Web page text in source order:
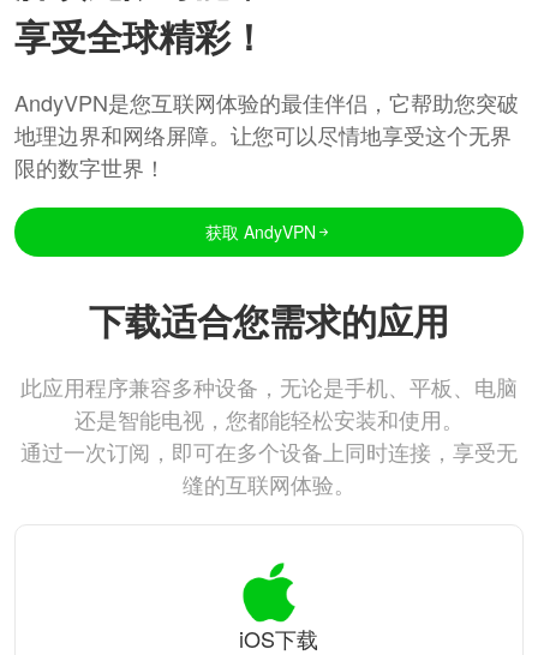
享受全球精彩！
AndyVPN是您互联网体验的最佳伴侣，它帮助您突破
地理边界和网络屏障。让您可以尽情地享受这个无界
限的数字世界！
获取 AndyVPN
下载适合您需求的应用
此应用程序兼容多种设备，无论是手机、平板、电脑
还是智能电视，您都能轻松安装和使用。
通过一次订阅，即可在多个设备上同时连接，享受无
缝的互联网体验。
iOS下载